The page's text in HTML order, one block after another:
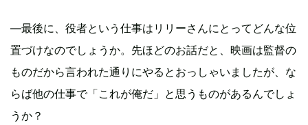
―最後に、役者という仕事はリリーさんにとってどんな位
置づけなのでしょうか。先ほどのお話だと、映画は監督の
ものだから言われた通りにやるとおっしゃいましたが、な
らば他の仕事で「これが俺だ」と思うものがあるんでしょ
うか？